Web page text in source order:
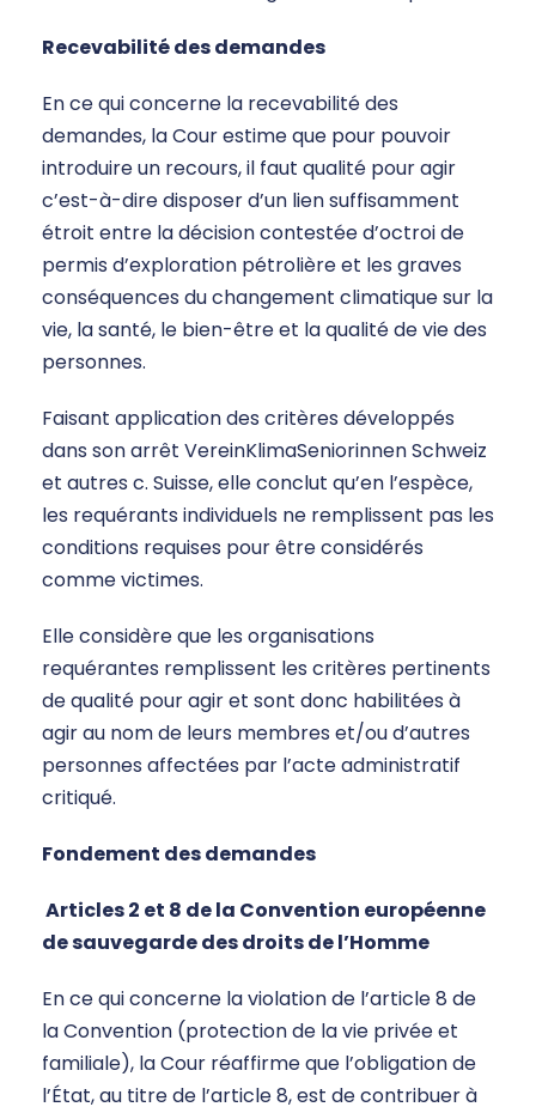
Recevabilité des demandes
En ce qui concerne la recevabilité des
demandes, la Cour estime que pour pouvoir
introduire un recours, il faut qualité pour agir
c’est-à-dire disposer d’un lien suffisamment
étroit entre la décision contestée d’octroi de
permis d’exploration pétrolière et les graves
conséquences du changement climatique sur la
vie, la santé, le bien-être et la qualité de vie des
personnes.
Faisant application des critères développés
dans son arrêt VereinKlimaSeniorinnen Schweiz
et autres c. Suisse, elle conclut qu’en l’espèce,
les requérants individuels ne remplissent pas les
conditions requises pour être considérés
comme victimes.
Elle considère que les organisations
requérantes remplissent les critères pertinents
de qualité pour agir et sont donc habilitées à
agir au nom de leurs membres et/ou d’autres
personnes affectées par l’acte administratif
critiqué.
Fondement des demandes
Articles 2 et 8 de la Convention européenne
de sauvegarde des droits de l’Homme
En ce qui concerne la violation de l’article 8 de
la Convention (protection de la vie privée et
familiale), la Cour réaffirme que l’obligation de
l’État, au titre de l’article 8, est de contribuer à